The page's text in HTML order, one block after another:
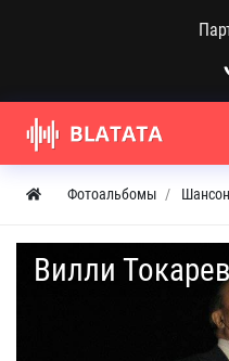
Фотоальбомы Шансон
Вилли